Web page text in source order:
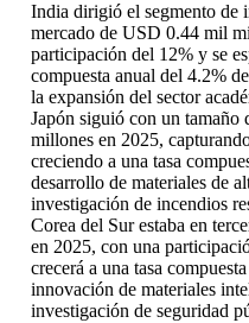
India dirigió el segmento de
mercado de USD 0.44 mil
participación del 12% y se
compuesta anual del 4.2%
la expansión del sector
Japón siguió con un
millones en 2025,
creciendo a una tasa
desarrollo de materiales de
investigación de incendios
Corea del Sur estaba en
en 2025, con una
crecerá a una tasa
innovación de materiales
investigación de seguridad